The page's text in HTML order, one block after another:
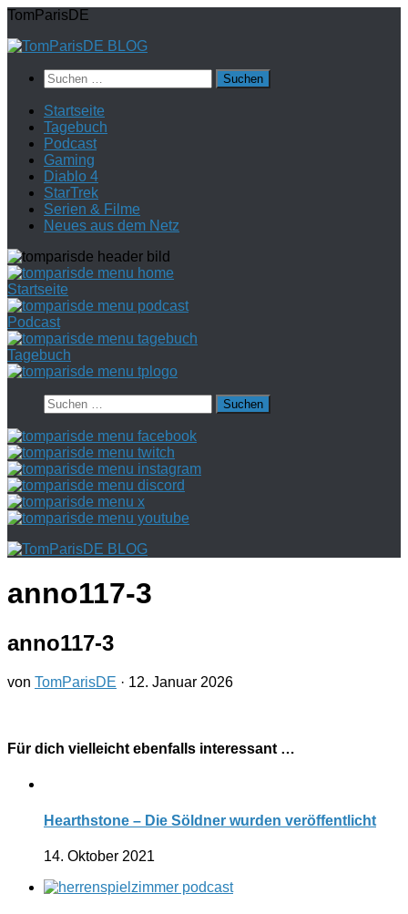
Zum
springen
TomParisDE
Suchen
nach:
Startseite
Tagebuch
Podcast
Gaming
Diablo 4
StarTrek
Serien & Filme
Neues aus dem Netz
Startseite
Podcast
Tagebuch
Suchen
nach:
anno117-3
anno117-3
von TomParisDE · 12. Januar 2026
Für dich vielleicht ebenfalls interessant …
Hearthstone – Die Söldner wurden veröffentlicht
14. Oktober 2021